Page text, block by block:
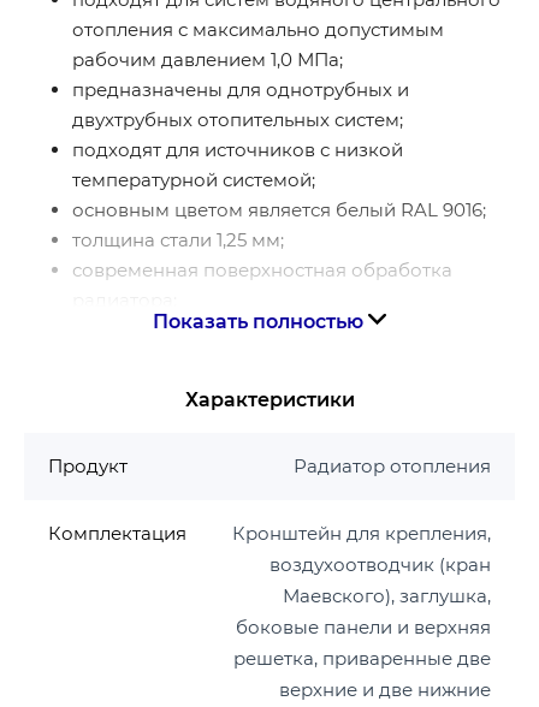
отопления с максимально допустимым
рабочим давлением 1,0 МПа;
предназначены для однотрубных и
двухтрубных отопительных систем;
подходят для источников с низкой
температурной системой;
основным цветом является белый RAL 9016;
толщина стали 1,25 мм;
современная поверхностная обработка
Показать полностью
Характеристики
Продукт Радиатор отопления
Комплектация
Кронштейн для крепления,
воздухоотводчик (кран
Маевского), заглушка,
боковые панели и верхняя
решетка, приваренные две
верхние и две нижние